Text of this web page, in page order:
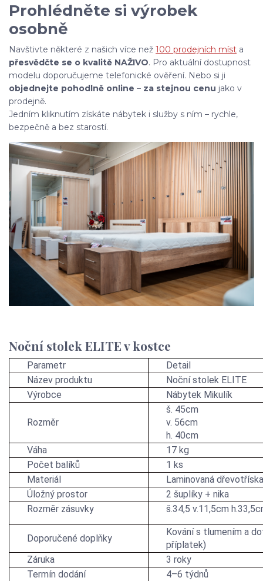
Prohlédněte si výrobek
osobně
Navštivte některé z našich více než 100 prodejních míst a
přesvědčte se o kvalitě NAŽIVO. Pro aktuální dostupnost
modelu doporučujeme telefonické ověření. Nebo si ji
objednejte pohodlně online – za stejnou cenu jako v
prodejně.
Jedním kliknutím získáte nábytek i služby s ním – rychle,
bezpečně a bez starostí.
Noční stolek ELITE v kostce
Parametr
Detail
Název produktu
Noční stolek ELITE
Výrobce
Nábytek Mikulík
Rozměr
š. 45cm
v. 56cm
h. 40cm
Váha
17 kg
Počet balíků
1 ks
Materiál
Laminovaná dřevotříska
Úložný prostor
2 šuplíky + nika
Rozměr zásuvky
š.34,5 v.11,5cm
Doporučené doplňky
Kování s tlumením a
příplatek)
Záruka
3 roky
Termín dodání
4–6 týdnů